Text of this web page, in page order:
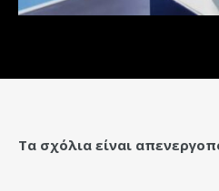
Τα σχόλια είναι